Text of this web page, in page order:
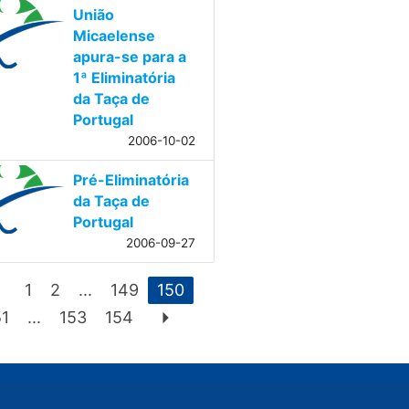
União
Micaelense
apura-se para a
1ª Eliminatória
da Taça de
Portugal
2006-10-02
Pré-Eliminatória
da Taça de
Portugal
2006-09-27
1 2 ... 149
150
... 153 154 arrow_right